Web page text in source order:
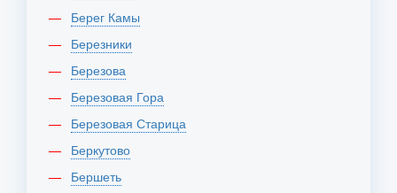
Берег Камы
Березники
Березова
Березовая Гора
Березовая Старица
Беркутово
Бершеть